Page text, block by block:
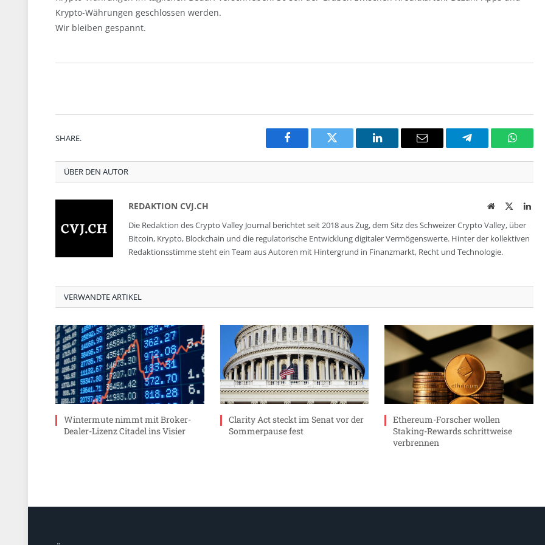
Krypto-Währungen geschlossen werden.
Wir bleiben gespannt.
SHARE.
Facebook Twitter LinkedIn Email Telegram
ÜBER DEN AUTOR
REDAKTION CVJ.CH WebsiteTwitter
Die Redaktion des Crypto Valley Journal berichtet seit 2018 aus Zug, dem Sitz des Schweizer Crypto Valley, über
Bitcoin, Krypto, Blockchain und die regulatorische Entwicklung digitaler Vermögenswerte. Hinter der kollektiven
Redaktionsstimme steht ein Team aus Autoren mit Hintergrund in Finanzmarkt, Recht und Technologie.
VERWANDTE ARTIKEL
Wintermute nimmt mit Broker-
Dealer-Lizenz Citadel ins Visier
Clarity Act steckt im Senat vor der
Sommerpause fest
Ethereum-Forscher wollen
Staking-Rewards schrittweise
verbrennen